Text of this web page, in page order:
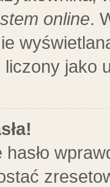
online.
liczony jako
hasło